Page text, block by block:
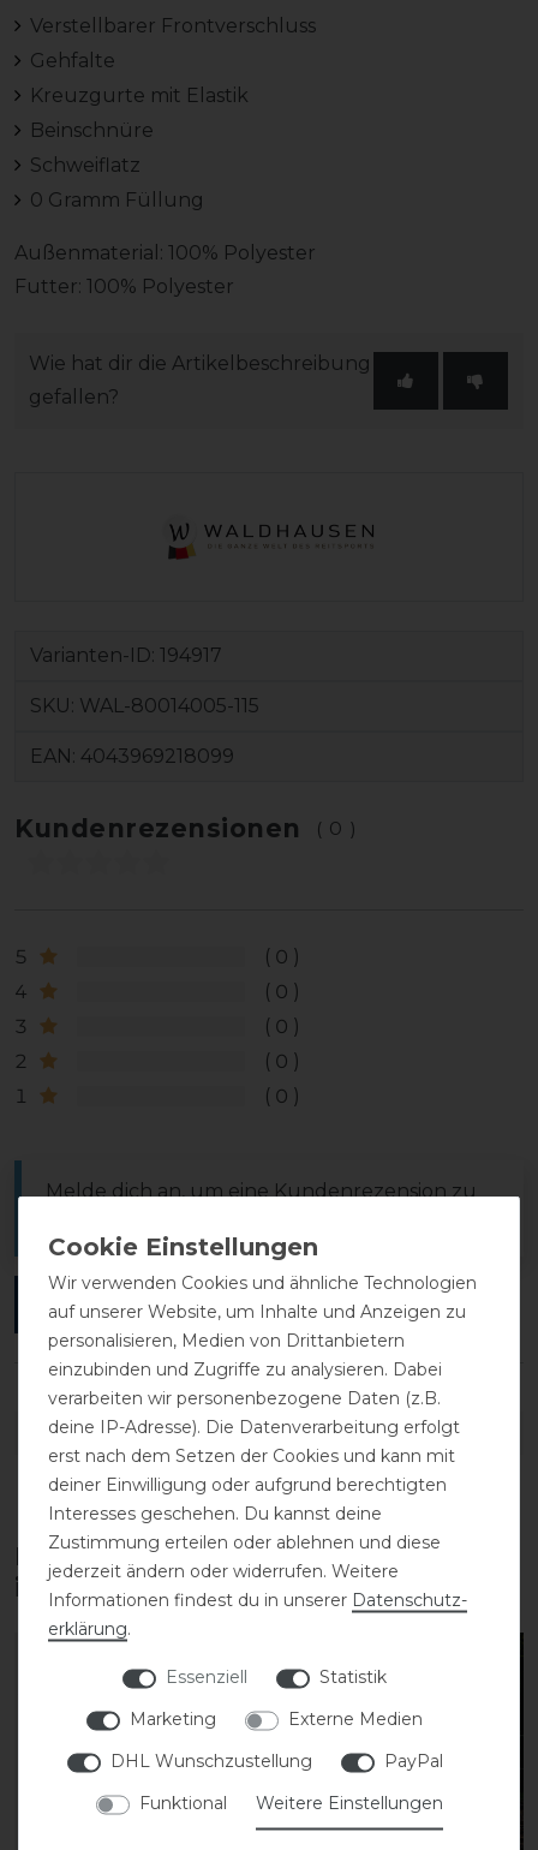
Verstellbarer Frontverschluss
Gehfalte
Kreuzgurte mit Elastik
Beinschnüre
Schweiflatz
0 Gramm Füllung
Außenmaterial: 100% Polyester
Futter: 100% Polyester
Wie hat dir die Artikelbeschreibung
gefallen?
Varianten-ID: 194917
SKU: WAL-80014005-115
EAN: 4043969218099
Kundenrezensionen (0)
5
0
4
0
3
0
2
0
1
0
Melde dich an, um eine Kundenrezension zu
ANMELDEN
DETAILS ZUR PRODUKTSICHERHEIT
Diese Produkte könnten dich auch
interessieren
Wir verwenden Cookies und ähnliche Technologien
auf unserer Website, um Inhalte und Anzeigen zu
personalisieren, Medien von Drittanbietern
einzubinden und Zugriffe zu analysieren. Dabei
verarbeiten wir personenbezogene Daten (z.B.
deine IP-Adresse). Die Datenverarbeitung erfolgt
erst nach dem Setzen der Cookies und kann mit
deiner Einwilligung oder aufgrund berechtigten
Interesses geschehen. Du kannst deine
Zustimmung erteilen oder ablehnen und diese
jederzeit ändern oder widerrufen. Weitere
Informationen findest du in unserer Daten­schutz­
erklärung.
Essenziell
Statistik
Marketing
Externe Medien
DHL Wunschzustellung
PayPal
Funktional
Weitere Einstellungen